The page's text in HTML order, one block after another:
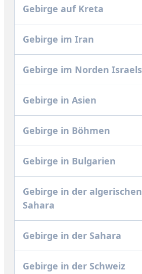
Gebirge auf Kreta
Gebirge im Iran
Gebirge im Norden Israels
Gebirge in Asien
Gebirge in Böhmen
Gebirge in Bulgarien
Gebirge in der algerischen
Sahara
Gebirge in der Sahara
Gebirge in der Schweiz